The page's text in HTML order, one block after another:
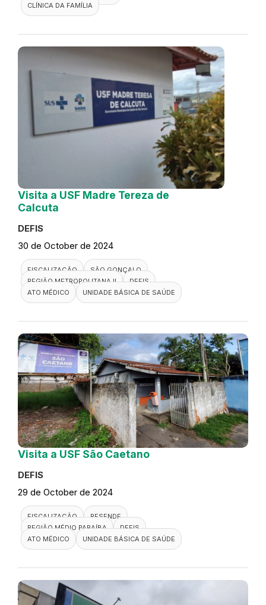
CLÍNICA DA FAMÍLIA
Visita a USF Madre Tereza de
Calcuta
DEFIS
30 de October de 2024
FISCALIZAÇÃO
SÃO GONÇALO
REGIÃO METROPOLITANA II
DEFIS
ATO MÉDICO
UNIDADE BÁSICA DE SAÚDE
Visita a USF São Caetano
DEFIS
29 de October de 2024
FISCALIZAÇÃO
RESENDE
REGIÃO MÉDIO PARAÍBA
DEFIS
ATO MÉDICO
UNIDADE BÁSICA DE SAÚDE